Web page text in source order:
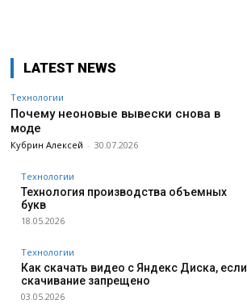
LATEST NEWS
Технологии
Почему неоновые вывески снова в
моде
Кубрин Алексей - 30.07.2026
Технологии
Технология производства объемных
букв
18.05.2026
Технологии
Как скачать видео с Яндекс Диска, если
скачивание запрещено
03.05.2026